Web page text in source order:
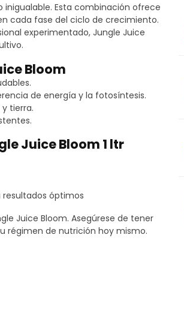
inigualable. Esta combinación ofrece
cada fase del ciclo de crecimiento.
experimentado, Jungle Juice
Bloom
de energía y la fotosíntesis.
tierra.
Juice Bloom 1 ltr
resultados óptimos
Juice Bloom. Asegúrese de tener
régimen de nutrición hoy mismo.